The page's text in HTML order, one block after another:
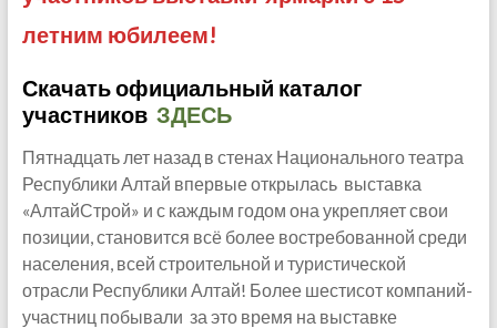
летним юбилеем!
Скачать официальный каталог
участников ЗДЕСЬ
Пятнадцать лет назад в стенах Национального театра
Республики Алтай впервые открылась выставка
«АлтайСтрой» и с каждым годом она укрепляет свои
позиции, становится всё более востребованной среди
населения, всей строительной и туристической
отрасли Республики Алтай! Более шестисот компаний-
участниц побывали за это время на выставке